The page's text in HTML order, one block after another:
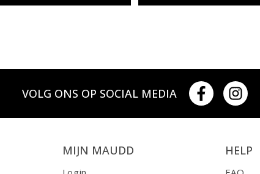
VOLG ONS OP SOCIAL MEDIA
MIJN MAUDD HELP